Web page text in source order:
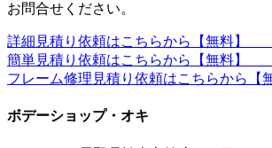
お問合せください。
詳細見積り依頼はこちらから
簡単見積り依頼はこちらから
フレーム修理見積り依頼はこちらか
ボデーショップ・オキ